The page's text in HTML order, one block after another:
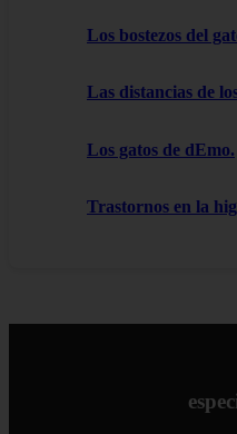
Los bostezos del
Las distancias de
Los gatos de dEmo.
Trastornos en la